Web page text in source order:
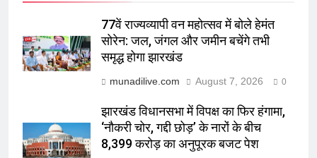
77वें राज्यव्यापी वन महोत्सव में बोले हेमंत
सोरेन: जल, जंगल और जमीन बचेंगे तभी
समृद्ध होगा झारखंड
munadilive.com August 7, 2026 0
झारखंड विधानसभा में विपक्ष का फिर हंगामा,
‘नौकरी चोर, गद्दी छोड़’ के नारों के बीच
8,399 करोड़ का अनुपूरक बजट पेश